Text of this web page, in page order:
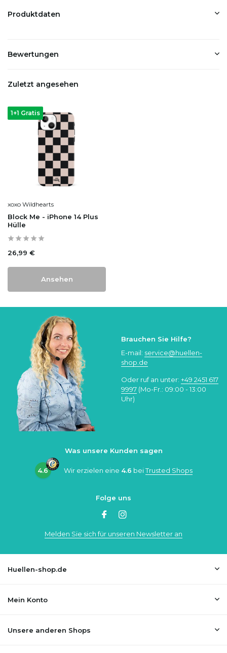
Produktdaten
Bewertungen
Zuletzt angesehen
1+1 Gratis
xoxo Wildhearts
Block Me - iPhone 14 Plus
Hülle
26,99 €
Ansehen
Brauchen Sie Hilfe?
E-mail: service@huellen-
shop.de
Oder ruf an unter: +49 2451 617
9997 (Mo-Fr.: 09:00 - 13:00
Uhr)
Was unsere Kunden sagen
4.6 Wir erzielen eine 4.6 beiTrusted Shops
Folge uns
Melden Sie sich für unseren Newsletter an
Huellen-shop.de
Mein Konto
Unsere anderen Shops